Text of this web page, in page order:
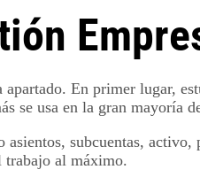
En primer lugar,
se usa en la gran mayoría
asientos, subcuentas,
trabajo al máximo.